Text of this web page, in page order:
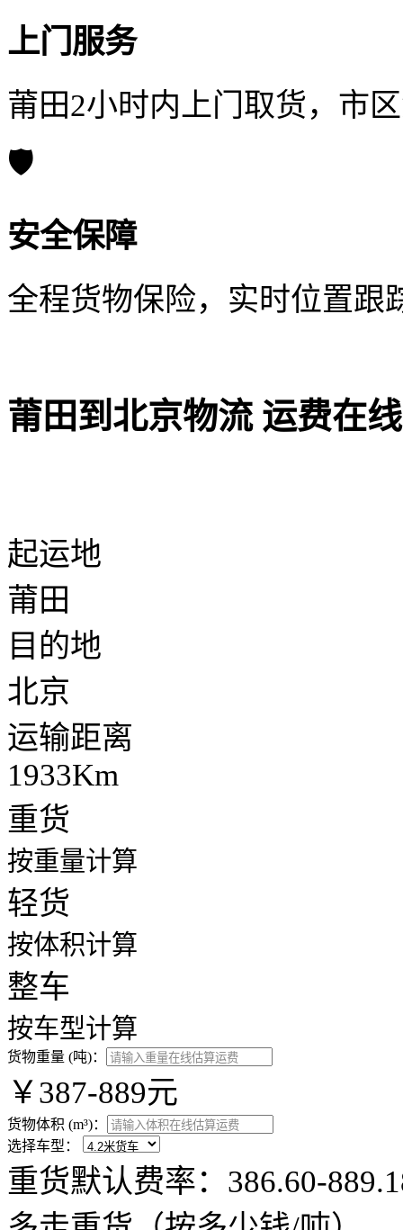
上门服务
莆田2小时内上门取货，市
🛡️
安全保障
全程货物保险，实时位置跟
莆田到北京物流 运费在
起运地
莆田
目的地
北京
运输距离
1933Km
重货
按重量计算
轻货
按体积计算
整车
按车型计算
货物重量 (吨)：
￥387-889元
货物体积 (m³)：
选择车型：
重货默认费率：386.60-